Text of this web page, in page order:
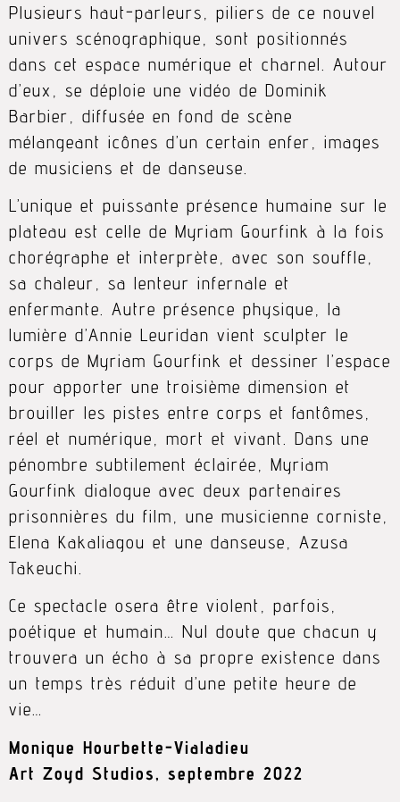
Plusieurs haut-parleurs, piliers de ce nouvel
univers scénographique, sont positionnés
dans cet espace numérique et charnel. Autour
d’eux, se déploie une vidéo de Dominik
Barbier, diffusée en fond de scène
mélangeant icônes d’un certain enfer, images
de musiciens et de danseuse.
L’unique et puissante présence humaine sur le
plateau est celle de Myriam Gourfink à la fois
chorégraphe et interprète, avec son souffle,
sa chaleur, sa lenteur infernale et
enfermante. Autre présence physique, la
lumière d’Annie Leuridan vient sculpter le
corps de Myriam Gourfink et dessiner l’espace
pour apporter une troisième dimension et
brouiller les pistes entre corps et fantômes,
réel et numérique, mort et vivant. Dans une
pénombre subtilement éclairée, Myriam
Gourfink dialogue avec deux partenaires
prisonnières du film, une musicienne corniste,
Elena Kakaliagou et une danseuse, Azusa
Takeuchi.
Ce spectacle osera être violent, parfois,
poétique et humain… Nul doute que chacun y
trouvera un écho à sa propre existence dans
un temps très réduit d’une petite heure de
vie…
Monique Hourbette-Vialadieu
Art Zoyd Studios, septembre 2022